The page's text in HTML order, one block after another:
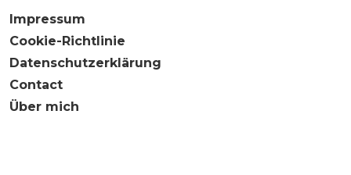
Impressum
Cookie-Richtlinie
Datenschutzerklärung
Contact
Über mich